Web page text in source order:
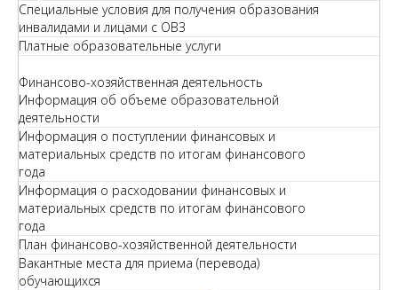
Специальные условия для получения образования
инвалидами и лицами с ОВЗ
Платные образовательные услуги
Финансово-хозяйственная деятельность
Информация об объеме образовательной
деятельности
Информация о поступлении финансовых и
материальных средств по итогам финансового
года
Информация о расходовании финансовых и
материальных средств по итогам финансового
года
План финансово-хозяйственной деятельности
Вакантные места для приема (перевода)
обучающихся